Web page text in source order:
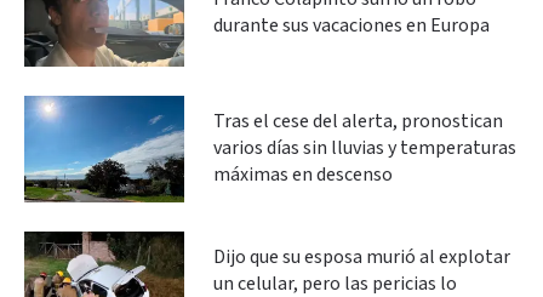
durante sus vacaciones en Europa
Tras el cese del alerta, pronostican
varios días sin lluvias y temperaturas
máximas en descenso
Dijo que su esposa murió al explotar
un celular, pero las pericias lo